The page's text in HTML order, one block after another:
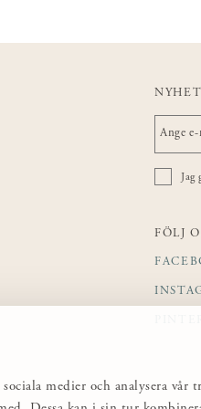
medier och analysera vår
Jag
FÖLJ